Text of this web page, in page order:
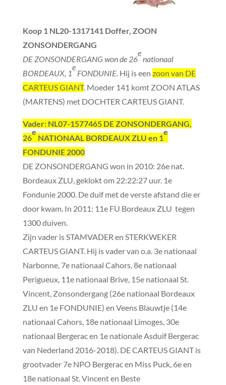
Koop 1 NL20-1317141 Doffer, ZOON
ZONSONDERGANG
DE ZONSONDERGANG won de 26
e
nationaal
BORDEAUX, 1
e
FONDUNIE.Hij is een zoon van DE
CARTEUS GIANT. Moeder 141 komt ZOON ATLAS
(MARTENS) met DOCHTER CARTEUS GIANT.
Vader: NL07-1577465 DE ZONSONDERGANG,
26
e
NATIONAAL BORDEAUX ZLU en 1
e
FONDUNIE 2000
DE ZONSONDERGANG won in 2010: 26e nat.
Bordeaux ZLU, geklokt om 22:22:27 uur. 1e
Fondunie 2000. De duif met de verste afstand die er
door kwam. In 2011: 11e FU Bordeaux ZLU tegen
1300 duiven.
Zijn vader is STAMVADER en STERKWEKER
CARTEUS GIANT. Hij is vader van o.a. 3e nationaal
Narbonne, 7e nationaal Cahors, 8e nationaal
Perigueux, 11e nationaal Brive, 15e nationaal St.
Vincent, Zonsondergang (26e nationaal Bordeaux
ZLU en 1e FONDUNIE) en Veens Blauwtje (14e
nationaal Cahors, 18e nationaal Limoges, 30e
nationaal Bergerac en 1e nationale Asduif Bergerac
van Nederland 2016-2018). DE CARTEUS GIANT is
grootvader 7e NPO Bergerac en Miss Puck, 6e en
18e nationaal St. Vincent en Beste